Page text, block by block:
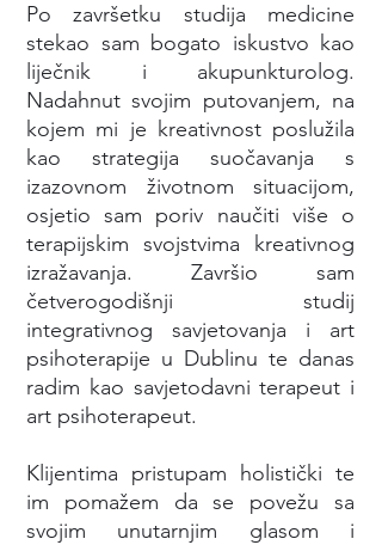
Po završetku studija medicine
stekao sam bogato iskustvo kao
liječnik i akupunkturolog.
Nadahnut svojim putovanjem, na
kojem mi je kreativnost poslužila
kao strategija suočavanja s
izazovnom životnom situacijom,
osjetio sam poriv naučiti više o
terapijskim svojstvima kreativnog
izražavanja. Završio sam
četverogodišnji studij
integrativnog savjetovanja i art
psihoterapije u Dublinu te danas
radim kao savjetodavni terapeut i
art psihoterapeut.
Klijentima pristupam holistički te
im pomažem da se povežu sa
svojim unutarnjim glasom i